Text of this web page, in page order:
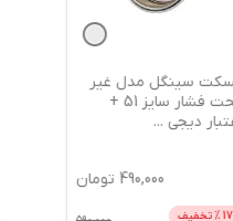
نردبان 5 پله منتیا مدل
1305 + اعتبار دیجی پی
8,700,000 تومان
10% تخفیف